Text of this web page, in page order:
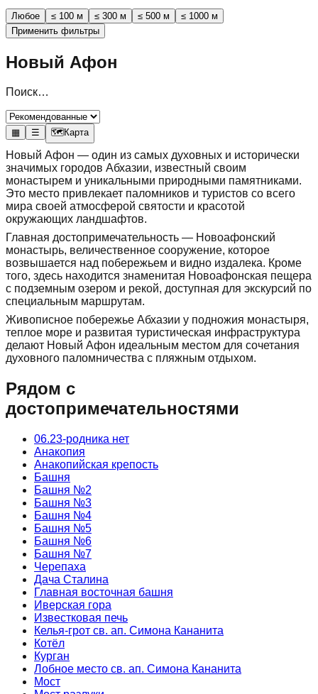
Любое ≤ 100 м ≤ 300 м ≤ 500 м
≤ 1000 м
Применить фильтры
Новый Афон
Поиск…
▦ ☰ 🗺 Карта
Новый Афон — один из самых духовных и исторически
значимых городов Абхазии, известный своим
монастырем и уникальными природными памятниками.
Это место привлекает паломников и туристов со всего
мира своей атмосферой святости и красотой
окружающих ландшафтов.
Главная достопримечательность — Новоафонский
монастырь, величественное сооружение, которое
возвышается над побережьем и видно издалека. Кроме
того, здесь находится знаменитая Новоафонская пещера
с подземным озером и рекой, доступная для экскурсий по
специальным маршрутам.
Живописное побережье Абхазии у подножия монастыря,
теплое море и развитая туристическая инфраструктура
делают Новый Афон идеальным местом для сочетания
духовного паломничества с пляжным отдыхом.
Рядом с
достопримечательностями
06.23-родника нет
Анакопия
Анакопийская крепость
Башня
Башня №2
Башня №3
Башня №4
Башня №5
Башня №6
Башня №7
Черепаха
Дача Сталина
Главная восточная башня
Иверская гора
Известковая печь
Келья-грот св. ап. Симона Кананита
Котёл
Курган
Лобное место св. ап. Симона Кананита
Мост